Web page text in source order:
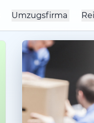
Umzugsfirma